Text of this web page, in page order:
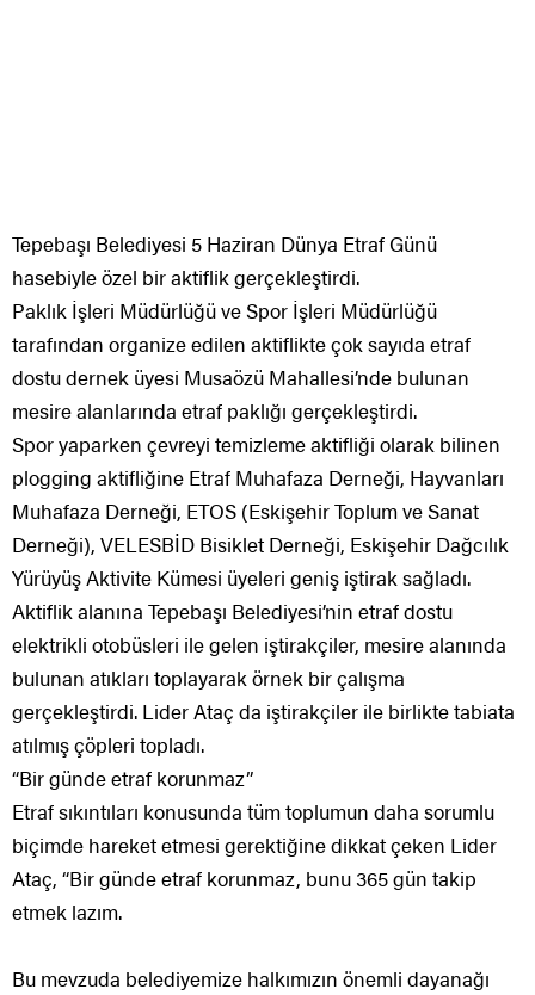
Tepebaşı Belediyesi 5 Haziran Dünya Etraf Günü
hasebiyle özel bir aktiflik gerçekleştirdi.
Paklık İşleri Müdürlüğü ve Spor İşleri Müdürlüğü
tarafından organize edilen aktiflikte çok sayıda etraf
dostu dernek üyesi Musaözü Mahallesi’nde bulunan
mesire alanlarında etraf paklığı gerçekleştirdi.
Spor yaparken çevreyi temizleme aktifliği olarak bilinen
plogging aktifliğine Etraf Muhafaza Derneği, Hayvanları
Muhafaza Derneği, ETOS (Eskişehir Toplum ve Sanat
Derneği), VELESBİD Bisiklet Derneği, Eskişehir Dağcılık
Yürüyüş Aktivite Kümesi üyeleri geniş iştirak sağladı.
Aktiflik alanına Tepebaşı Belediyesi’nin etraf dostu
elektrikli otobüsleri ile gelen iştirakçiler, mesire alanında
bulunan atıkları toplayarak örnek bir çalışma
gerçekleştirdi. Lider Ataç da iştirakçiler ile birlikte tabiata
atılmış çöpleri topladı.
“Bir günde etraf korunmaz”
Etraf sıkıntıları konusunda tüm toplumun daha sorumlu
biçimde hareket etmesi gerektiğine dikkat çeken Lider
Ataç, “Bir günde etraf korunmaz, bunu 365 gün takip
etmek lazım.
Bu mevzuda belediyemize halkımızın önemli dayanağı